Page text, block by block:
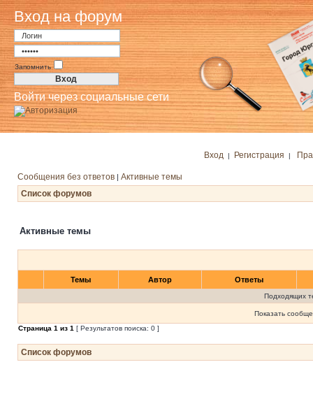
Вход на форум
Запомнить
Войти через социальные сети
Вход | Регистрация |
Сообщения без ответов | Активные темы
Список форумов
Активные темы
Темы Автор Ответы
Подходящих
Показать
Страница 1 из 1 [ Результатов поиска: 0 ]
Список форумов